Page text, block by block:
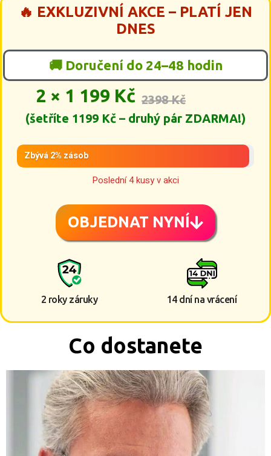
🔥 EXKLUZIVNÍ AKCE – PLATÍ JEN
DNES
🚚 Doručení do 24–48 hodin
2 × 1 199 Kč 2398 Kč
(šetříte 1199 Kč – druhý pár ZDARMA!)
Zbývá 2% zásob
Poslední 4 kusy v akci
OBJEDNAT NYNÍ
2 roky záruky 14 dní na vrácení
Co dostanete